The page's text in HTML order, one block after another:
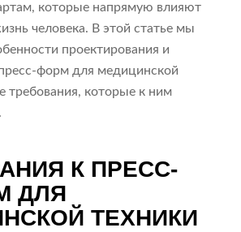
которые напрямую влияют
человека. В этой статье мы
проектирования и
форм для медицинской
требования, которые к ним
К ПРЕСС-
ДЛЯ
ТЕХНИКИ